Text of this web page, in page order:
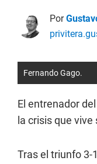
Por
Fernando Gago.
El entrenador
la crisis que vive
Tras el triunfo 3-